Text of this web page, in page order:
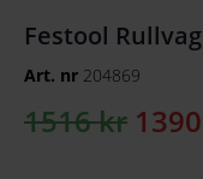
Festool
Art. nr 204869
1516kr 1390